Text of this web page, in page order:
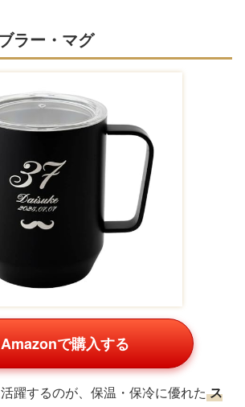
ラー・マグ
Amazonで購入する
躍するのが、保温・保冷に優れた ス